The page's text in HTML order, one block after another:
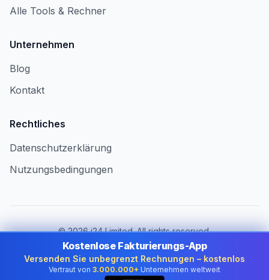
Alle Tools & Rechner
Unternehmen
Blog
Kontakt
Rechtliches
Datenschutzerklärung
Nutzungsbedingungen
©2026i24 Limited. All rights reserved.
Für Unternehmen in Switzerland
Land wechseln:
Switzerland
Kostenlose Fakturierungs-App
Versenden Sie unbegrenzt Rechnungen – kostenlos
Vertraut von 3.000.000+ Unternehmen weltweit